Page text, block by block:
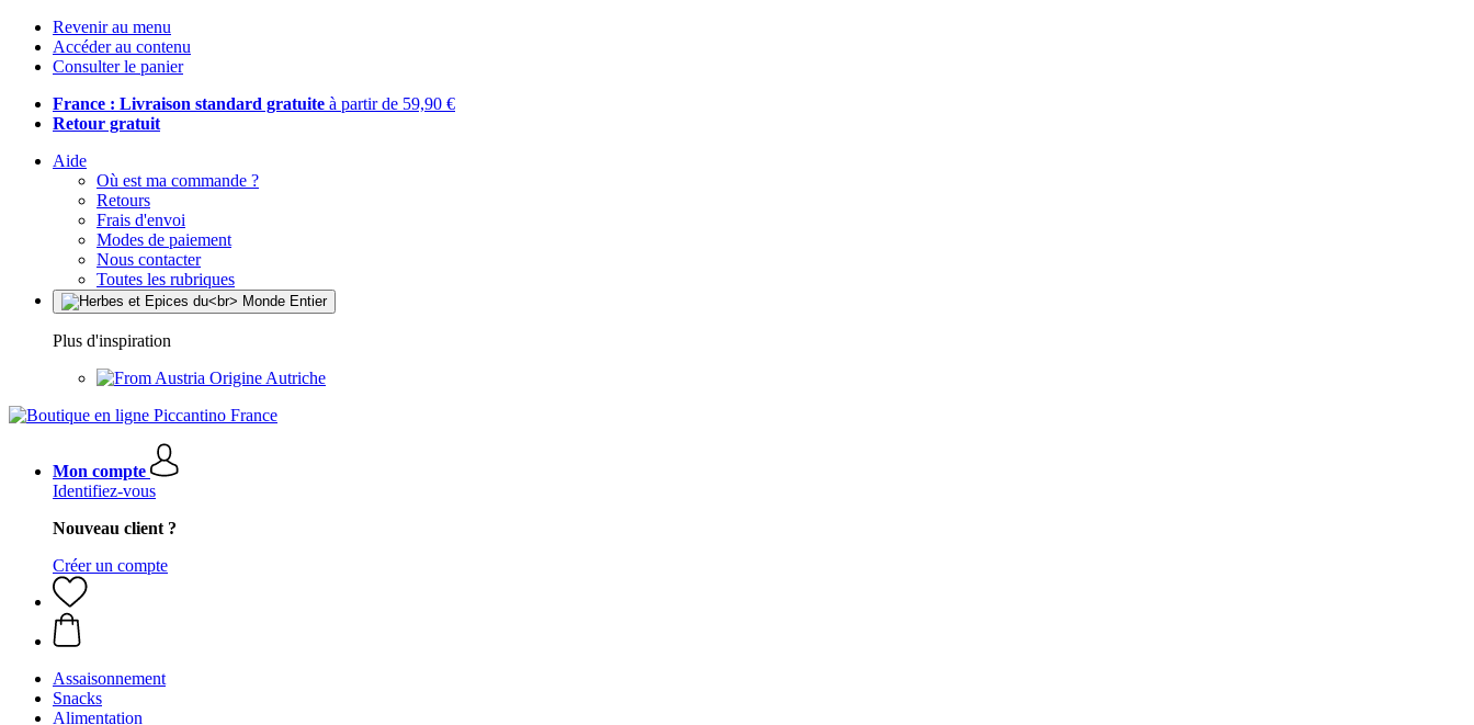
Revenir au menu
Accéder au contenu
Consulter le panier
France : Livraison standard gratuite à partir de 59,90 €
Retour gratuit
Aide
Où est ma commande ?
Retours
Frais d'envoi
Modes de paiement
Nous contacter
Toutes les rubriques
Plus d'inspiration
Origine Autriche
Mon compte
Identifiez-vous
Nouveau client ?
Créer un compte
Assaisonnement
Snacks
Alimentation